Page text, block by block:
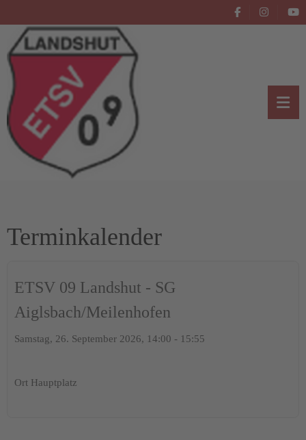
Terminkalender
ETSV 09 Landshut - SG
Aiglsbach/Meilenhofen
Samstag, 26. September 2026, 14:00 - 15:55
Ort Hauptplatz